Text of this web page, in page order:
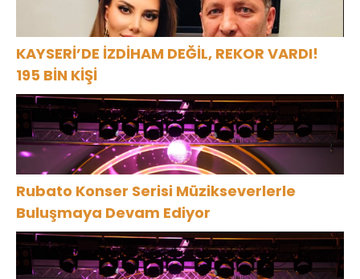
KAYSERİ’DE İZDİHAM DEĞİL, REKOR VARDI!
195 BİN KİŞİ
Rubato Konser Serisi Müzikseverlerle
Buluşmaya Devam Ediyor